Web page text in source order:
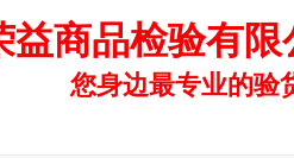
益商品检验有限
您身边最专业的验